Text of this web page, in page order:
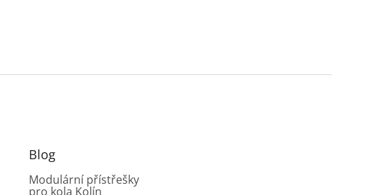
Blog
Modulární přístřešky
pro kola Kolín